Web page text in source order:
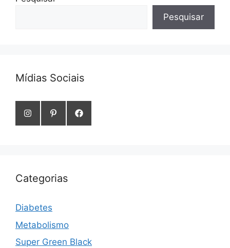
Pesquisar
Mídias Sociais
Categorias
Diabetes
Metabolismo
Super Green Black